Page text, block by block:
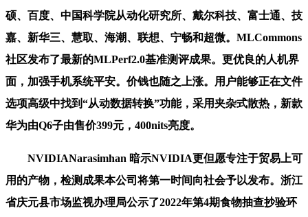
硕、百度、中国科学院从动化研究所、戴尔科技、富士通、技
嘉、新华三、慧取、海潮、联想、宁畅和超微。MLCommons
社区发布了最新的MLPerf2.0基准测评成果。更优良的人机界
面，加强手机系统平安。价钱也随之上涨。用户能够正在文件
选项高级中找到“从动数据转换”功能，采用夹杂式散热，新款
华为由Q6子由售价399元，400nits亮度。
NVIDIANarasimhan 暗示NVIDIA更但愿专注于贸易上可
用的产物，检测成果本公司将第一时间向社会予以发布。浙江
省庆元县市场监视办理局公示了2022年第4期食物抽查抄验环